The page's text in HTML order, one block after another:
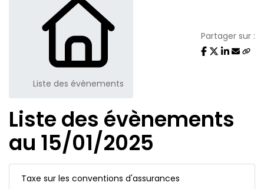
Liste des évènements
Partager sur :
Liste des évènements
au 15/01/2025
Taxe sur les conventions d'assurances